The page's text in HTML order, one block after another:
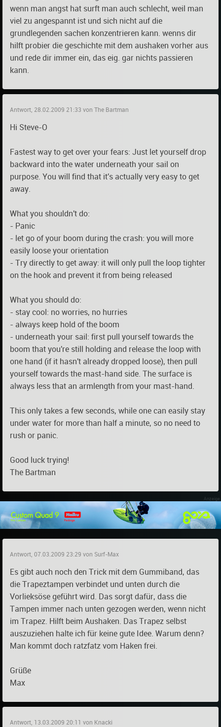
wenn man angst hat surft man auch schlecht, weil man
viel zu angespannt ist und sich nicht auf die
grundlegenden sachen konzentrieren kann. wenns dir
hilft probier die geschichte mit dem aushaken vorher aus
und rede dir immer ein, das eig. gar nichts passieren
kann.
Antwort, 28.02.2009 21:33 von The Bartman
Hi Steve-O
Fastest way to get over your fears: Just let yourself drop
backward into the water underneath your sail on
purpose. You will find that it's actually very easy to get
away.
What you shouldn't do:
- Panic
- let go of your boom during the crash: you will more
easily loose your orientation
- Try directly to get away: it will only pull the loop tighter
on the hook and prevent it from being released
What you should do:
- stay cool: no worries, no hurries
- always keep hold of the boom
- underneath your sail: first pull yourself towards the
boom that you're still holding and release the loop with
one hand (if it hasn't already dropped loose), then pull
yourself towards the mast-hand side. The surface is
always less that an armlength from your mast-hand.
This only takes a few seconds, while one can easily stay
under water for more than half a minute, so no need to
rush or panic.
Good luck trying!
The Bartman
Antwort, 07.03.2009 23:29 von Surf-Max
Es gibt auch noch den Trick mit dem Gummiband, das
die Trapeztampen verbindet und unten durch die
Vorlieksöse geführt wird. Das sorgt dafür, dass die
Tampen immer nach unten gezogen werden, wenn nicht
im Trapez. Hilft beim Aushaken. Das Trapez selbst
auszuziehen halte ich für keine gute Idee. Warum denn?
Man kommt doch ratzfatz vom Haken frei.
Grüße
Max
Antwort, 13.03.2009 20:11 von Knacki